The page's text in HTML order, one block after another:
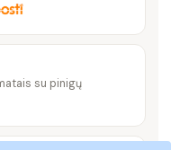
su pinigų